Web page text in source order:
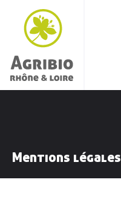
Mentions légales